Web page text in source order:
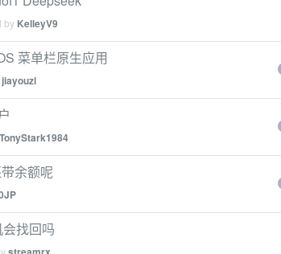
by KelleyV9
菜单栏原生应用
jiayouzl
TonyStark1984
余额呢
找回吗